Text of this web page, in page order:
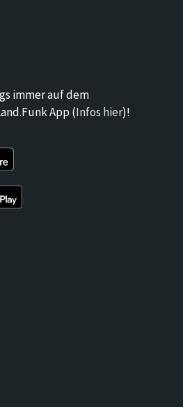
immer auf dem
App (Infos hier)!